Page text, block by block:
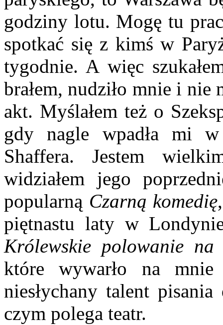
godziny lotu. Mogę tu
spotkać się z kimś w
tygodnie. A więc
brałem, nudziło mnie i nie
akt. Myślałem też o
gdy na­gle wpadła mi
Shaffera. Jestem
widziałem jego
popularną Czarną komedię
piętnastu laty w
Królewskie polowanie na
które wywar­ło na
niesłychany talent
czym polega teatr.